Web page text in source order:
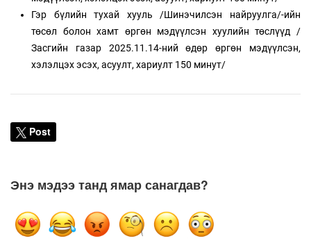
Гэр бүлийн тухай хууль /Шинэчилсэн найруулга/-ийн
төсөл болон хамт өргөн мэдүүлсэн хуулийн төслүүд /
Засгийн газар 2025.11.14-ний өдөр өргөн мэдүүлсэн,
хэлэлцэх эсэх, асуулт, хариулт 150 минут/
Post
Энэ мэдээ танд ямар санагдав?